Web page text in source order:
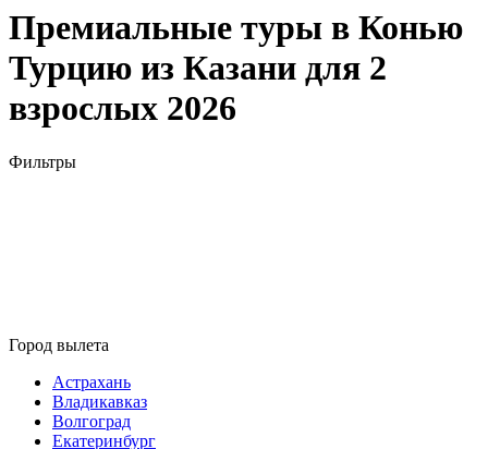
Премиальные туры в Конью
Турцию из Казани для 2
взрослых 2026
Фильтры
Город вылета
Астрахань
Владикавказ
Волгоград
Екатеринбург